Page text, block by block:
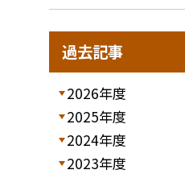
過去記事
2026年度
2025年度
2024年度
2023年度